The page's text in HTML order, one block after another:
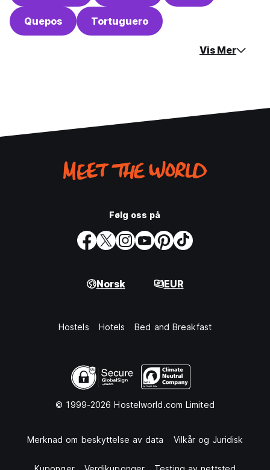
Quepos Tortuguero
Vis Mer
Følg oss på
Norsk EUR
Hostels Hotels Bed and Breakfast
© 1999-2026 Hostelworld.com Limited
Merknad om beskyttelse av data Vilkår og Juridisk